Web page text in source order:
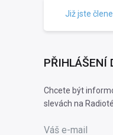
Již jste
PŘIHLÁŠENÍ
Chcete být
slevách na
Váš e-mail